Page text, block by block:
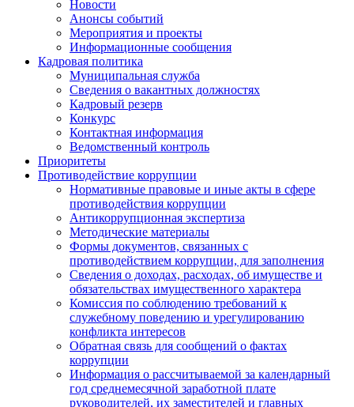
Новости
Анонсы событий
Мероприятия и проекты
Информационные сообщения
Кадровая политика
Муниципальная служба
Сведения о вакантных должностях
Кадровый резерв
Конкурс
Контактная информация
Ведомственный контроль
Приоритеты
Противодействие коррупции
Нормативные правовые и иные акты в сфере
противодействия коррупции
Антикоррупционная экспертиза
Методические материалы
Формы документов, связанных с
противодействием коррупции, для заполнения
Сведения о доходах, расходах, об имуществе и
обязательствах имущественного характера
Комиссия по соблюдению требований к
служебному поведению и урегулированию
конфликта интересов
Обратная связь для сообщений о фактах
коррупции
Информация о рассчитываемой за календарный
год среднемесячной заработной плате
руководителей, их заместителей и главных